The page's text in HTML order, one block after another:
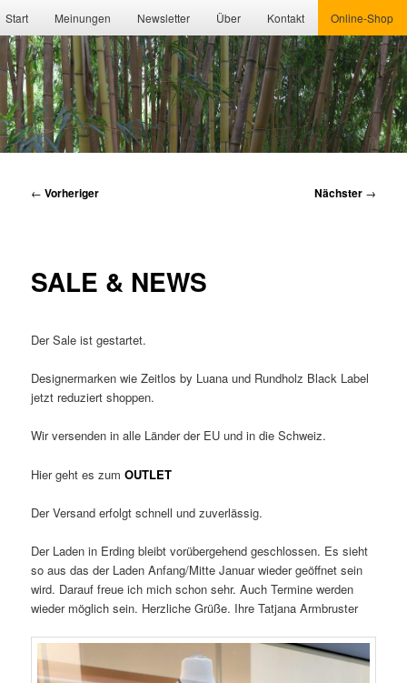
Start Meinungen Newsletter Über Kontakt Online-Shop
Beitragsnavigation
← Vorheriger Nächster →
SALE & NEWS
Der Sale ist gestartet.
Designermarken wie Zeitlos by Luana und Rundholz Black Label
jetzt reduziert shoppen.
Wir versenden in alle Länder der EU und in die Schweiz.
Hier geht es zumOUTLET
Der Versand erfolgt schnell und zuverlässig.
Der Laden in Erding bleibt vorübergehend geschlossen. Es sieht
so aus das der Laden Anfang/Mitte Januar wieder geöffnet sein
wird. Darauf freue ich mich schon sehr. Auch Termine werden
wieder möglich sein. Herzliche Grüße. Ihre Tatjana Armbruster